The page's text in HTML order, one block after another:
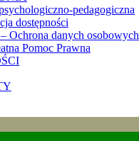
pedagogiczna
dostępności
Ochrona danych osobowych
Pomoc Prawna